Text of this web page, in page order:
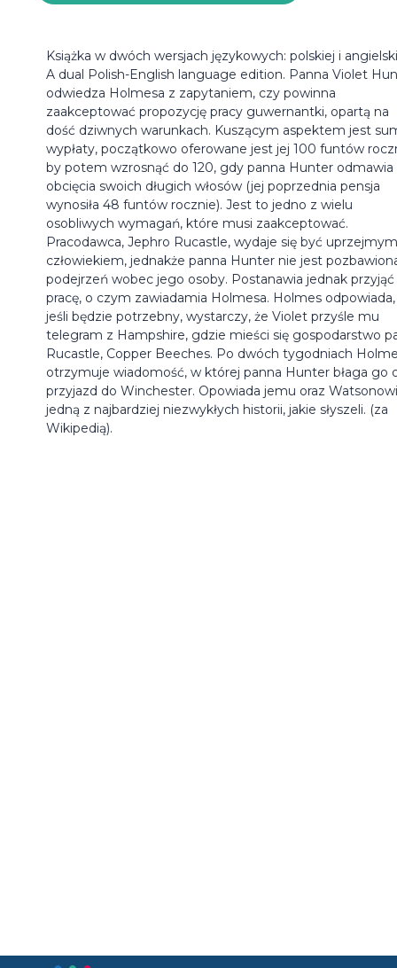
Książka w dwóch wersjach językowych: polskiej i
A dual Polish-English language edition. Panna Violet
odwiedza Holmesa z zapytaniem, czy powinna
zaakceptować propozycję pracy guwernantki, opartą na
dość dziwnych warunkach. Kuszącym aspektem jest
wypłaty, początkowo oferowane jest jej 100 funtów
by potem wzrosnąć do 120, gdy panna Hunter odmawia
obcięcia swoich długich włosów (jej poprzednia pensja
wynosiła 48 funtów rocznie). Jest to jedno z wielu
osobliwych wymagań, które musi zaakceptować.
Pracodawca, Jephro Rucastle, wydaje się być uprzejmym
człowiekiem, jednakże panna Hunter nie jest
podejrzeń wobec jego osoby. Postanawia jednak przyjąć
pracę, o czym zawiadamia Holmesa. Holmes odpowiada,
jeśli będzie potrzebny, wystarczy, że Violet przyśle mu
telegram z Hampshire, gdzie mieści się gospodarstwo
Rucastle, Copper Beeches. Po dwóch tygodniach
otrzymuje wiadomość, w której panna Hunter błaga go
przyjazd do Winchester. Opowiada jemu oraz Watsonowi
jedną z najbardziej niezwykłych historii, jakie słyszeli. (za
Wikipedią).